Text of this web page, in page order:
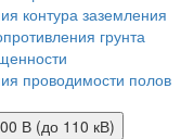
контура заземления
грунта
проводимости полов
В (до 110 кВ)